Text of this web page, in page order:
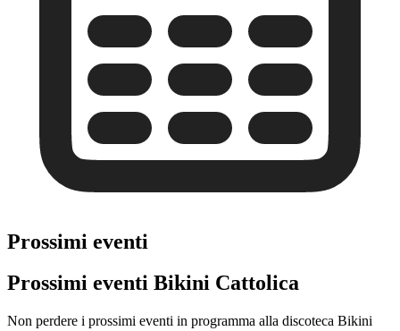
Prossimi eventi
Prossimi eventi Bikini Cattolica
Non perdere i prossimi eventi in programma alla discoteca Bikini